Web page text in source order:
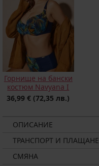
Горнище на бански
костюм Navyana I
36,99 € (72,35 лв.)
ОПИСАНИЕ
ТРАНСПОРТ И ПЛАЩАНЕ
СМЯНА